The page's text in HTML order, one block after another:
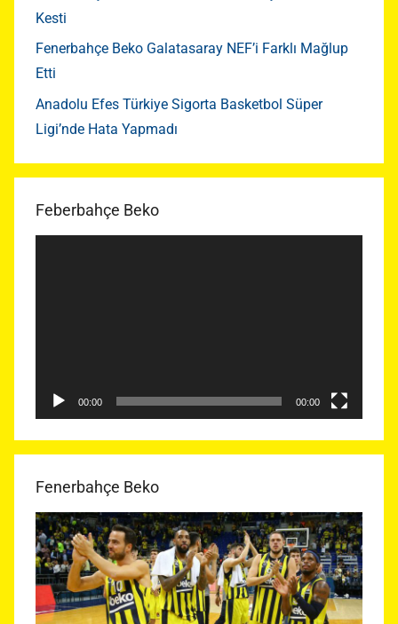
Kesti
Fenerbahçe Beko Galatasaray NEF’i Farklı Mağlup
Etti
Anadolu Efes Türkiye Sigorta Basketbol Süper
Ligi’nde Hata Yapmadı
Feberbahçe Beko
00:00 00:00
Fenerbahçe Beko